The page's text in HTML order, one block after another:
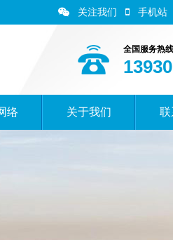
关注我们 手机站
全国服务热线
络 关于我们 联